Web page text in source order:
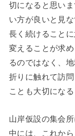
切になると思い
い方が良いと見
長く続けること
変えることが求
るのではなく、
折りに触れて訪
ことも大切になる
山岸仮設の集会
中には、これか